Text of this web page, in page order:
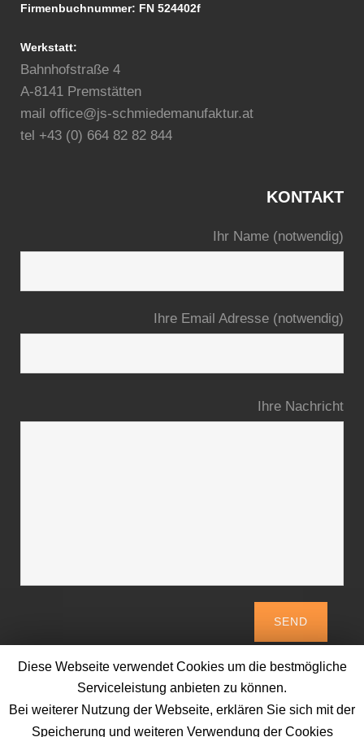
Firmenbuchnummer: FN 524402f
Werkstatt:
Bahnhofstraße 4
A-8141 Premstätten
mail office@js-schmiedemanufaktur.at
tel +43 (0) 664 82 82 844
KONTAKT
Ihr Name (notwendig)
Ihre Email Adresse (notwendig)
Ihre Nachricht
Diese Webseite verwendet Cookies um die bestmögliche
Serviceleistung anbieten zu können.
Bei weiterer Nutzung der Webseite, erklären Sie sich mit der
Speicherung und weiteren Verwendung der Cookies